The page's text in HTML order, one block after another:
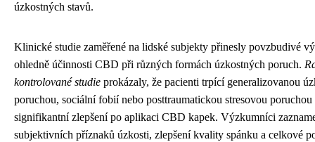
úzkostných stavů.
Klinické studie zaměřené na lidské subjekty přinesly povzbudivé
ohledně účinnosti CBD při různých formách úzkostných poruch.
kontrolované studie prokázaly, že pacienti trpící generalizovanou
poruchou, sociální fobií nebo posttraumatickou stresovou
signifikantní zlepšení po aplikaci CBD kapek. Výzkumníci
subjektivních příznaků úzkosti, zlepšení kvality spánku a celkové